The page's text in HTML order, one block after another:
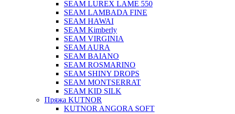
SEAM LUREX LAME 550
SEAM LAMBADA FINE
SEAM HAWAI
SEAM Kimberly
SEAM VIRGINIA
SEAM AURA
SEAM BAIANO
SEAM ROSMARINO
SEAM SHINY DROPS
SEAM MONTSERRAT
SEAM KID SILK
Пряжа KUTNOR
KUTNOR ANGORA SOFT